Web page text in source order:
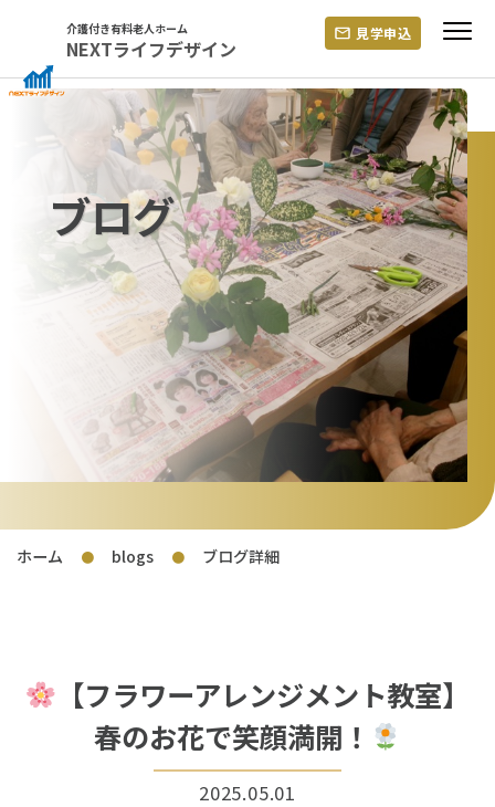
content
介護付き有料老人ホーム
NEXTライフデザイン
見学申込
ブログ
ホーム ● blogs ● ブログ詳細
【フラワーアレンジメント教室】
春のお花で笑顔満開！
2025.05.01